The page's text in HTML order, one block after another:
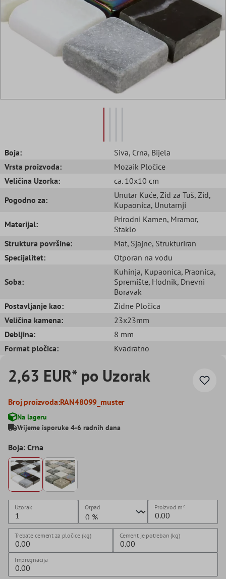
Boja: Siva, Crna, Bijela
Vrsta proizvoda:
Mozaik Pločice
Veličina Uzorka:
ca. 10x10 cm
Pogodno za:
Unutar Kuće, Zid za Tuš, Zid,
Kupaonica, Unutarnji
Materijal:
Prirodni Kamen, Mramor,
Staklo
Struktura površine:
Mat, Sjajne, Strukturiran
Specijalitet:
Otporan na vodu
Soba:
Kuhinja, Kupaonica, Praonica,
Spremište, Hodnik, Dnevni
Boravak
Postavljanje kao:
Zidne Pločica
Veličina kamena:
23x23mm
Debljina:
8 mm
Format pločica:
Kvadratno
2,63 EUR* po Uzorak
Broj proizvoda:RAN48099_muster
Na lageru
Vrijeme isporuke 4-6 radnih dana
Boja: Crna
Uzorak Otpad Proizvod m²
Trebate cement za pločice (kg) Cement je potreban (kg)
Impregnacija